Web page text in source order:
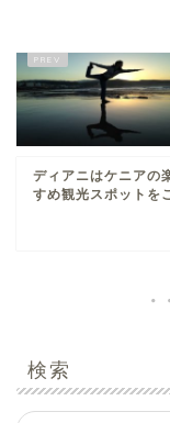
ディアニはケニアの
すめ観光スポットを
検索